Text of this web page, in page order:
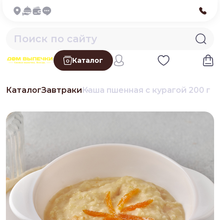
Каталог
КаталогЗавтракиКаша пшенная с курагой 200 г